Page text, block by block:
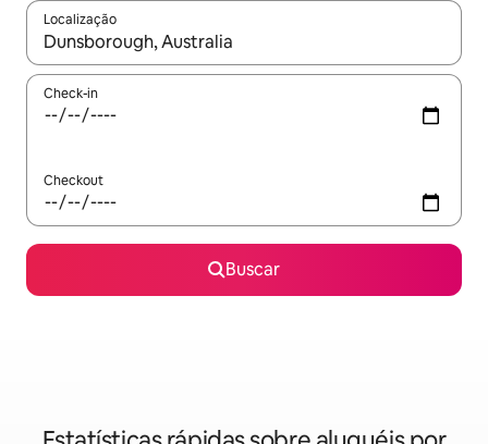
Localização
Quando os resultados estiverem disponíveis, explore-os
Check-in
Checkout
Buscar